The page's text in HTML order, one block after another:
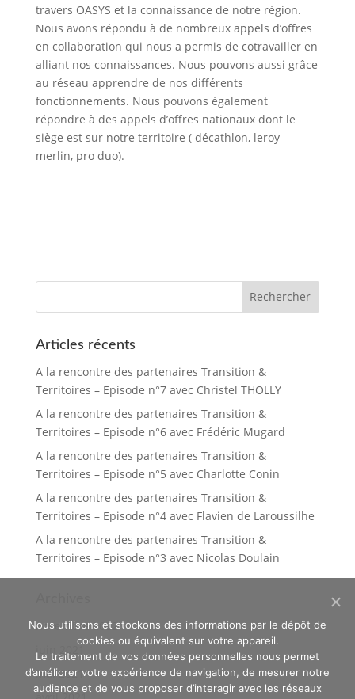
travers OASYS et la connaissance de notre région.
Nous avons répondu à de nombreux appels d’offres
en collaboration qui nous a permis de cotravailler en
alliant nos connaissances. Nous pouvons aussi grâce
au réseau apprendre de nos différents
fonctionnements. Nous pouvons également
répondre à des appels d’offres nationaux dont le
siège est sur notre territoire ( décathlon, leroy
merlin, pro duo).
Articles récents
A la rencontre des partenaires Transition &
Territoires – Episode n°7 avec Christel THOLLY
A la rencontre des partenaires Transition &
Territoires – Episode n°6 avec Frédéric Mugard
A la rencontre des partenaires Transition &
Territoires – Episode n°5 avec Charlotte Conin
A la rencontre des partenaires Transition &
Territoires – Episode n°4 avec Flavien de Laroussilhe
A la rencontre des partenaires Transition &
Territoires – Episode n°3 avec Nicolas Doulain
novembre 2022
juin 2021
mai 2021
Nous utilisons et stockons des informations par le dépôt de
cookies ou équivalent sur votre appareil.
Le traitement de vos données personnelles nous permet
d’améliorer votre expérience de navigation, de mesurer notre
audience et de vous proposer d’interagir avec les réseaux